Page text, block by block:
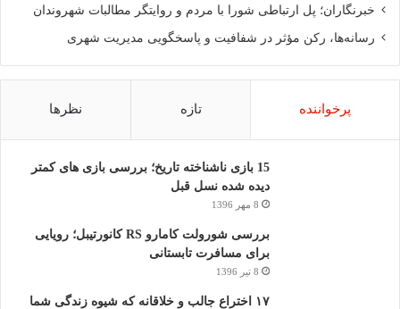
خبرنگاران؛ پل ارتباطی شورا با مردم و روایتگر مطالبات شهروندان
رسانه‌ها، رکن مؤثر در شفافیت و پاسخگویی مدیریت شهری
پرخواننده تازه نظرها
15 بازی ناشناخته تاریخ؛ بررسی بازی های کمتر
دیده شده نسل قبل
8 مهر 1396
بررسی شورولت کامارو RS کانورتیبل؛ رویایی
برای مسافرت تابستانی
8 تیر 1396
۱۷ اختراع جالب و خلاقانه که شیوه زندگی شما